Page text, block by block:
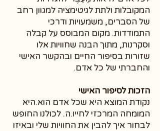
המקובלות ולתת לגיטימציה למגוון רחב
של הסברים, משמעויות ודרכי
התמודדות. מקום המבוסס על קבלה
וסקרנות, מתוך הבנה שחוויות אלו
שזורות בסיפור החיים ובהקשר האישי
והחברתי של כל אדם.
הזכות לסיפור האישי
נקודת המוצא היא שכל אדם הוא.היא
המומחה המרכזי לחייו.ה. לכולנו החופש
לבחור איך להבין את החוויות שלי ובאיזו